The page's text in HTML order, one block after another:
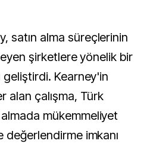
satın alma süreçlerinin
şirketlere yönelik bir
geliştirdi. Kearney'in
alan çalışma, Türk
mükemmeliyet
imkanı